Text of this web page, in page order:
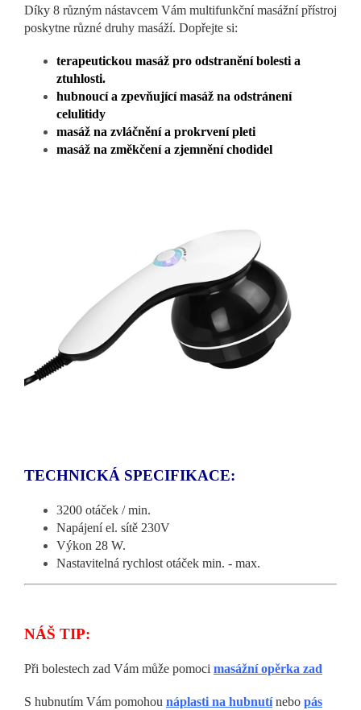
Díky 8 různým nástavcem Vám multifunkční masážní přístroj
poskytne různé druhy masáží. Dopřejte si:
terapeutickou masáž pro odstranění bolesti a
ztuhlosti.
hubnoucí a zpevňující masáž na odstránení
celulitidy
masáž na zvláčnění a prokrvení pleti
masáž na změkčení a zjemnění chodidel
TECHNICKÁ SPECIFIKACE:
3200 otáček / min.
Napájení el. sítě 230V
Výkon 28 W.
Nastavitelná rychlost otáček min. - max.
NÁŠ TIP:
Při bolestech zad Vám může pomoci masážní opěrka zad
S hubnutím Vám pomohou náplasti na hubnutí nebo pás